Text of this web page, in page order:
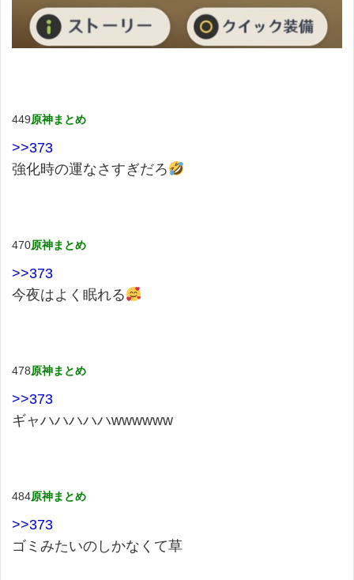
449原神まとめ
>>373
強化時の運なさすぎだろ
470原神まとめ
>>373
今夜はよく眠れる
478原神まとめ
>>373
ギャハハハハハwwwwww
484原神まとめ
>>373
ゴミみたいのしかなくて草